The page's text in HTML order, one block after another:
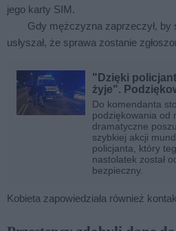
jego karty SIM.
Gdy mężczyzna zaprzeczył, by
usłyszał, że sprawa zostanie
"Dzięki
żyje".
Do komendanta
podziękowania od
dramatyczne
szybkiej akcji
policjanta, który
nastolatek został
bezpieczny.
Kobieta zapowiedziała również